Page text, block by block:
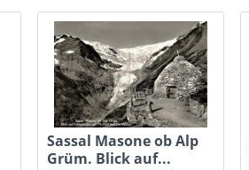
Sassal Masone ob Alp
Grüm. Blick auf...